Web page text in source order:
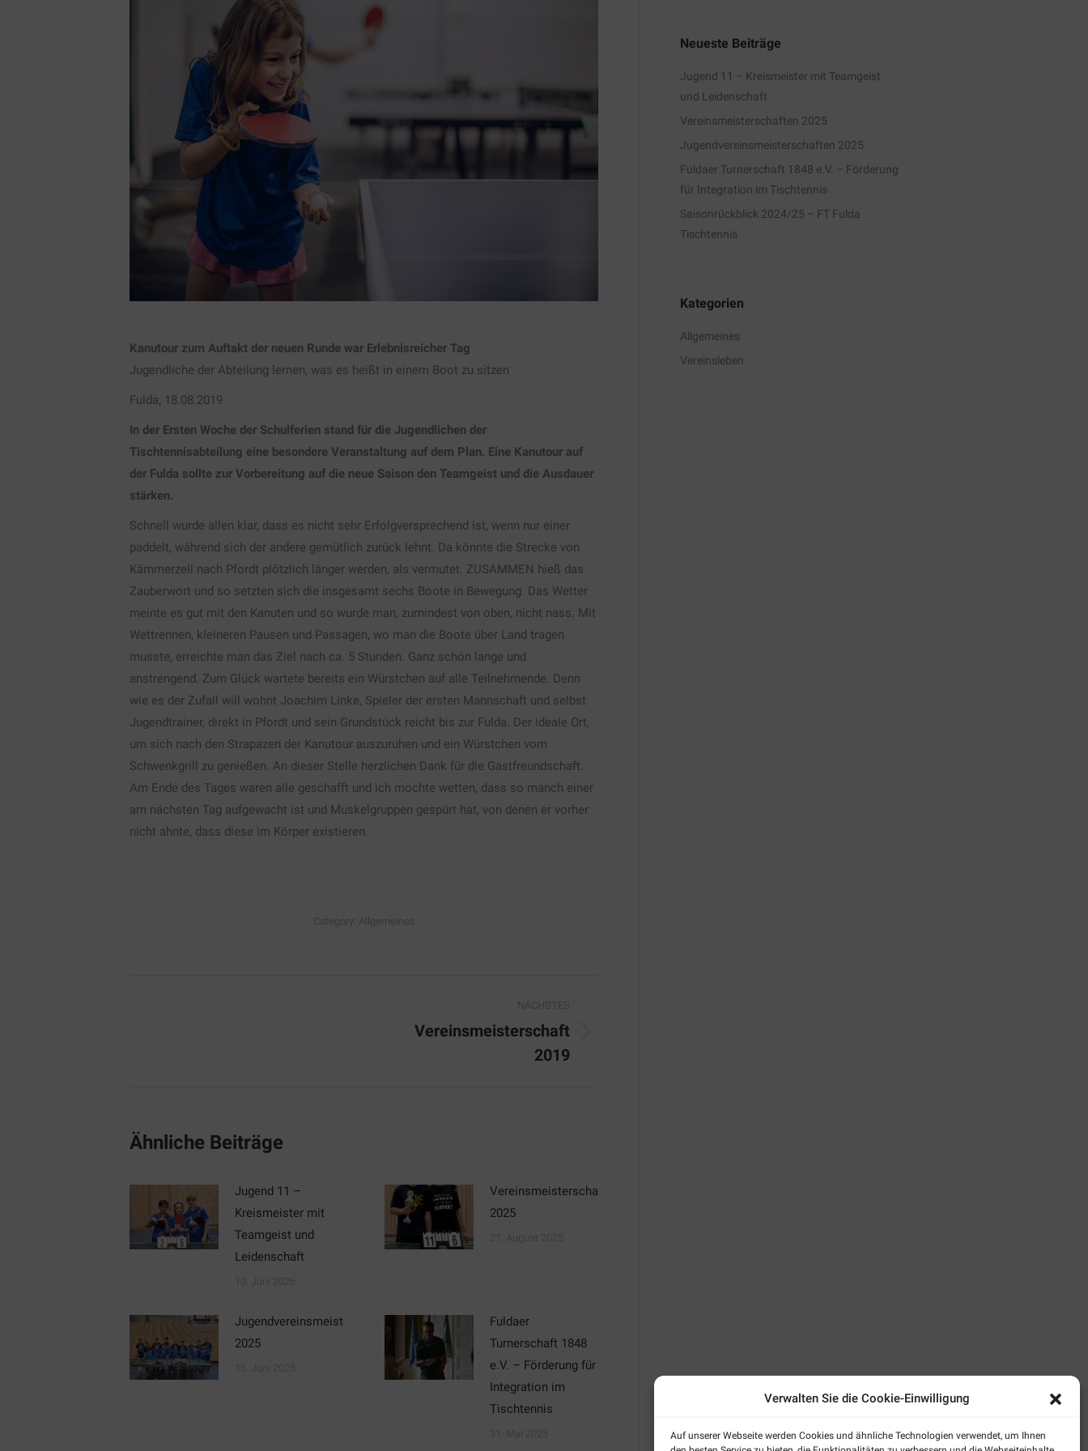
Verwalten Sie die Cookie-Einwilligung
Auf unserer Webseite werden Cookies und ähnliche Technologien verwendet, um Ihnen
Kanutour zum Auftakt der neuen Runde war Erlebnisreicher Tag
Jugendliche der Abteilung lernen, was es heißt in einem Boot zu sitzen
Fulda, 18.08.2019
In der Ersten Woche der Schulferien stand für die Jugendlichen der
Tischtennisabteilung eine besondere Veranstaltung auf dem Plan. Eine Kanutour auf
der Fulda sollte zur Vorbereitung auf die neue Saison den Teamgeist und die Ausdauer
stärken.
Schnell wurde allen klar, dass es nicht sehr Erfolgversprechend ist, wenn nur einer
paddelt, während sich der andere gemütlich zurück lehnt. Da könnte die Strecke von
Kämmerzell nach Pfordt plötzlich länger werden, als vermutet. ZUSAMMEN hieß das
Zauberwort und so setzten sich die insgesamt sechs Boote in Bewegung. Das Wetter
meinte es gut mit den Kanuten und so wurde man, zumindest von oben, nicht nass. Mit
Wettrennen, kleineren Pausen und Passagen, wo man die Boote über Land tragen
musste, erreichte man das Ziel nach ca. 5 Stunden. Ganz schön lange und
anstrengend. Zum Glück wartete bereits ein Würstchen auf alle Teilnehmende. Denn
wie es der Zufall will wohnt Joachim Linke, Spieler der ersten Mannschaft und selbst
Jugendtrainer, direkt in Pfordt und sein Grundstück reicht bis zur Fulda. Der ideale Ort,
um sich nach den Strapazen der Kanutour auszuruhen und ein Würstchen vom
Schwenkgrill zu genießen. An dieser Stelle herzlichen Dank für die Gastfreundschaft.
Am Ende des Tages waren alle geschafft und ich möchte wetten, dass so manch einer
am nächsten Tag aufgewacht ist und Muskelgruppen gespürt hat, von denen er vorher
nicht ahnte, dass diese im Körper existieren.
Nächster
Vereinsmeisterschaft
2019
Ähnliche Beiträge
Jugend 11 –
Kreismeister mit
Teamgeist und
Leidenschaft
Vereinsmeisterschaften
2025
Jugendvereinsmeisterschaften
2025
Fuldaer
Turnerschaft 1848
e.V. – Förderung für
Integration im
Tischtennis
Neueste Beiträge
Jugend 11 – Kreismeister mit Teamgeist
und Leidenschaft
Vereinsmeisterschaften 2025
Jugendvereinsmeisterschaften 2025
Fuldaer Turnerschaft 1848 e.V. – Förderung
für Integration im Tischtennis
Saisonrückblick 2024/25 – FT Fulda
Tischtennis
Kategorien
Allgemeines
Vereinsleben